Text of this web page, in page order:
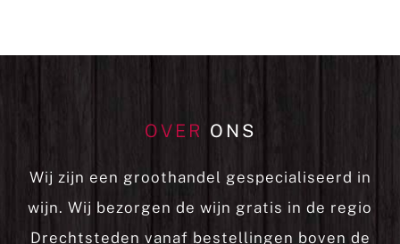
OVER ONS
Wij zijn een groothandel gespecialiseerd in
wijn. Wij bezorgen de wijn gratis in de regio
Drechtsteden vanaf bestellingen boven de